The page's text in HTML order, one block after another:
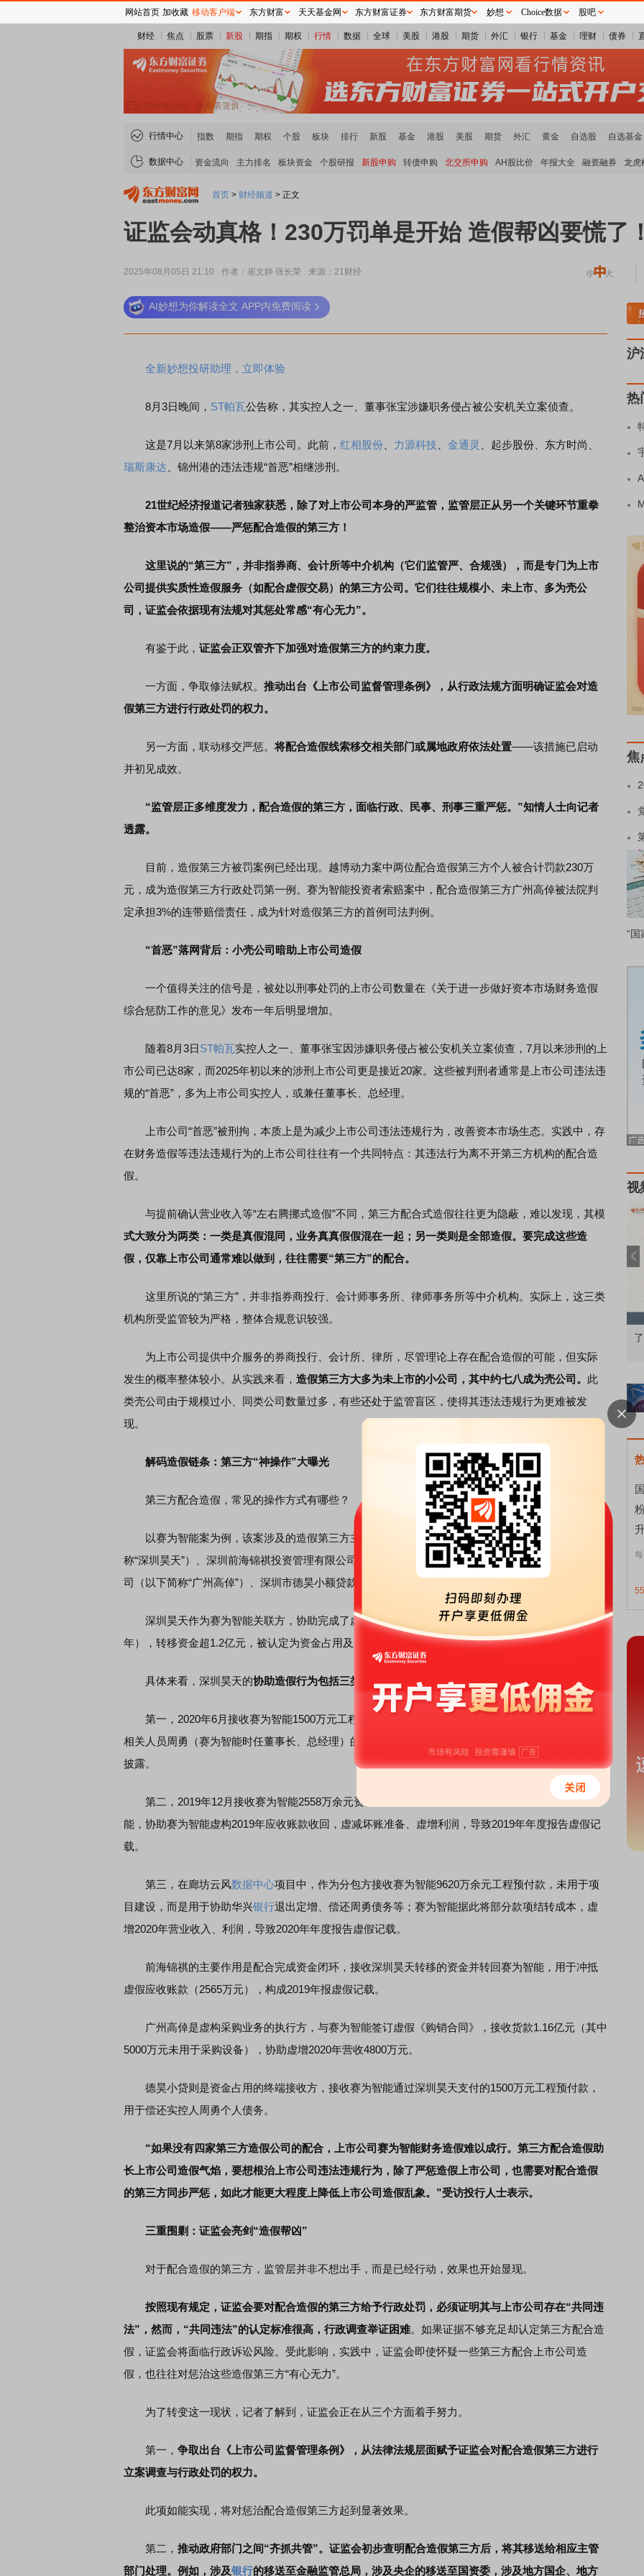
财经 焦点 股票 新股 期指 期权 行情 数据 全球 美股 港股 期货 外汇 银行 基金 理财 债券
行情中心 指数 期指 期权 个股 板块 排行 新股 基金 港股 美股 期货 外汇 黄金 自选股 自选基金
数据中心 资金流向 主力排名 板块资金 个股研报 新股申购 转债申购 北交所申购 AH股比价 年报大全 融资融券 龙虎
首页 > 财经频道 > 正文
证监会动真格！230万罚单是开始 造假帮凶要慌了
2025年08月05日 21:10 作者：崔文静 张长荣 来源：21财经
AI妙想为你解读全文 APP内免费阅读
全新妙想投研助理，立即体验
8月3日晚间， ST帕瓦公告称，其实控人之一、董事张宝涉嫌职务侵占被公安机关立案侦查。
这是7月以来第8家涉刑上市公司。此前， 红相股份 力源科技 金通灵
、起步股份、东方时尚、
瑞斯康达 、锦州港的违法违规“首恶”相继涉刑。
21世纪经济报道记者独家获悉，除了对上市公司本身的严监管，监管层正从另一个关键环节重拳
整治资本市场造假——严惩配合造假的第三方！
这里说的“第三方”，并非指券商、会计所等中介机构（它们监管严、合规强），而是专门为上市
公司提供实质性造假服务（如配合虚假交易）的第三方公司。它们往往规模小、未上市、多为壳公
司，证监会依据现有法规对其惩处常感“有心无力”。
有鉴于此， 证监会正双管齐下加强对造假第三方的约束力度。
一方面，争取修法赋权。 推动出台《上市公司监督管理条例》，从行政法规方面明确证监会对造
假第三方进行行政处罚的权力。
另一方面，联动移交严惩。 将配合造假线索移交相关部门或属地政府依法处置——该措施已启动
并初见成效。
“监管层正多维度发力，配合造假的第三方，面临行政、民事、刑事三重严惩。”知情人士向记者
透露。
目前，造假第三方被罚案例已经出现。越博动力案中两位配合造假第三方个人被合计罚款230万
元，成为造假第三方行政处罚第一例。赛为智能投资者索赔案中，配合造假第三方广州高倬被法院判
定承担3%的连带赔偿责任，成为针对造假第三方的首例司法判例。
“首恶”落网背后：小壳公司暗助上市公司造假
一个值得关注的信号是，被处以刑事处罚的上市公司数量在《关于进一步做好资本市场财务造假
综合惩防工作的意见》发布一年后明显增加。
随着8月3日ST帕瓦实控人之一、董事张宝因涉嫌职务侵占被公安机关立案侦查，7月以来涉刑的上
市公司已达8家，而2025年初以来的涉刑上市公司更是接近20家。这些被判刑者通常是上市公司违法违
规的“首恶”，多为上市公司实控人，或兼任董事长、总经理。
上市公司“首恶”被刑拘，本质上是为减少上市公司违法违规行为，改善资本市场生态。实践中，存
在财务造假等违法违规行为的上市公司往往有一个共同特点：其违法行为离不开第三方机构的配合造
假。
与提前确认营业收入等“左右腾挪式造假”不同，第三方配合式造假往往更为隐蔽，难以发现，其模
式大致分为两类：一类是真假混同，业务真真假假混在一起；另一类则是全部造假。要完成这些造
假，仅靠上市公司通常难以做到，往往需要“第三方”的配合。
这里所说的“第三方”，并非指券商投行、会计师事务所、律师事务所等中介机构。实际上，这三类
机构所受监管较为严格，整体合规意识较强。
为上市公司提供中介服务的券商投行、会计所、律所，尽管理论上存在配合造假的可能，但实际
发生的概率整体较小。从实践来看， 造假第三方大多为未上市的小公司，其中约七八成为壳公司。 此
类壳公司由于规模过小、同类公司数量过多，有些还处于监管盲区，使得其违法违规行为更难被发
现。
解码造假链条：第三方“神操作”大曝光
第三方配合造假，常见的操作方式有哪些？
以赛为智能案为例，该案涉及的造假第三方主要有四家：深圳昊天航宇贸易有限公司（以下简
称“深圳昊天”）、深圳前海锦祺投资管理有限公司（以下简称“前海锦祺”）、广州高倬信息科技有限公
司（以下简称“广州高倬”）、深圳市德昊小额贷款有限公司（以下简称“德昊小贷”）。
深圳昊天作为赛为智能关联方，协助完成了虚构应收账款收回（2019年）和虚构分包业务（2020
年），转移资金超1.2亿元，被认定为资金占用及财务造假的直接通道。
具体来看，深圳昊天的协助造假行为包括三类
第一，2020年6月接收赛为智能1500万元工程预付款后，将资金转至德昊小贷，用于偿还赛为智能
相关人员周勇（赛为智能时任董事长、总经理）的个人债务，导致该关联交易未在2020年年度报告中
披露。
第二，2019年12月接收赛为智能2558万余元资金后，转至前海锦祺，再由前海锦祺转回赛为智
能，协助赛为智能虚构2019年应收账款收回，虚减坏账准备、虚增利润，导致2019年年度报告虚假记
载。
第三，在廊坊云风数据中心项目中，作为分包方接收赛为智能9620万余元工程预付款，未用于项
目建设，而是用于协助华兴银行退出定增、偿还周勇债务等；赛为智能据此将部分款项结转成本，虚
增2020年营业收入、利润，导致2020年年度报告虚假记载。
前海锦祺的主要作用是配合完成资金闭环，接收深圳昊天转移的资金并转回赛为智能，用于冲抵
虚假应收账款（2565万元），构成2019年报虚假记载。
广州高倬是虚构采购业务的执行方，与赛为智能签订虚假《购销合同》，接收货款1.16亿元（其中
5000万元未用于采购设备），协助虚增2020年营收4800万元。
德昊小贷则是资金占用的终端接收方，接收赛为智能通过深圳昊天支付的1500万元工程预付款，
用于偿还实控人周勇个人债务。
“如果没有四家第三方造假公司的配合，上市公司赛为智能财务造假难以成行。第三方配合造假助
长上市公司造假气焰，要想根治上市公司违法违规行为，除了严惩造假上市公司，也需要对配合造假
的第三方同步严惩，如此才能更大程度上降低上市公司造假乱象。”受访投行人士表示。
三重围剿：证监会亮剑“造假帮凶”
对于配合造假的第三方，监管层并非不想出手，而是已经行动，效果也开始显现。
按照现有规定，证监会要对配合造假的第三方给予行政处罚，必须证明其与上市公司存在“共同违
法”，然而，“共同违法”的认定标准很高，行政调查举证困难。如果证据不够充足却认定第三方配合造
假，证监会将面临行政诉讼风险。受此影响，实践中，证监会即使怀疑一些第三方配合上市公司造
假，也往往对惩治这些造假第三方“有心无力”。
为了转变这一现状，记者了解到，证监会正在从三个方面着手努力。
第一， 争取出台《上市公司监督管理条例》，从法律法规层面赋予证监会对配合造假第三方进行
立案调查与行政处罚的权力。
此项如能实现，将对惩治配合造假第三方起到显著效果。
第二， 推动政府部门之间“齐抓共管”。证监会初步查明配合造假第三方后，将其移送给相应主管
部门处理。例如，涉及银行的移送至金融监管总局，涉及央企的移送至国资委，涉及地方国企、地方
稀土板块领涨 重要
沪
热
焦
“国
视
55
网站首页 加收藏 移动客户端 东方财富 天天基金网 东方财富证券 东方财富期货 妙想 Choice数据 股吧